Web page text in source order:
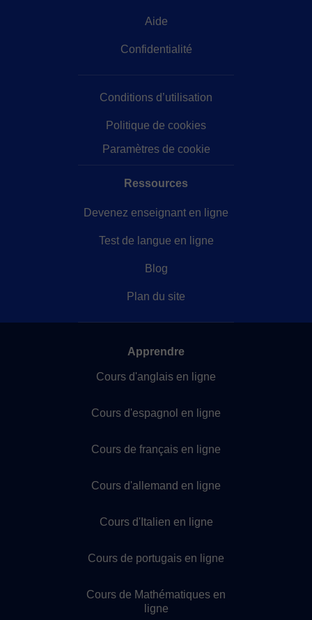
Aide
Confidentialité
Conditions d’utilisation
Politique de cookies
Paramètres de cookie
Ressources
Devenez enseignant en ligne
Test de langue en ligne
Blog
Plan du site
Apprendre
Cours d'anglais en ligne
Cours d'espagnol en ligne
Cours de français en ligne
Cours d'allemand en ligne
Cours d'Italien en ligne
Cours de portugais en ligne
Cours de Mathématiques en
ligne